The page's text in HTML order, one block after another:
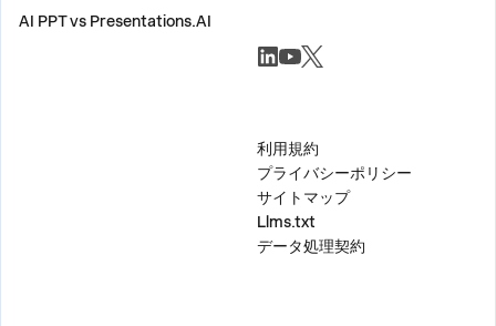
AI PPT vs Presentations.AI
利用規約
プライバシーポリシー
サイトマップ
Llms.txt
データ処理契約